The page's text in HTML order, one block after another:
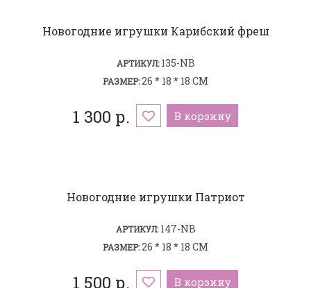
Новогодние игрушки Карибский фреш
АРТИКУЛ:135-NB
РАЗМЕР:26 * 18 * 18 СМ
1 300 р. В корзину
Новогодние игрушки Патриот
АРТИКУЛ:147-NB
РАЗМЕР:26 * 18 * 18 СМ
1 500 р. В корзину